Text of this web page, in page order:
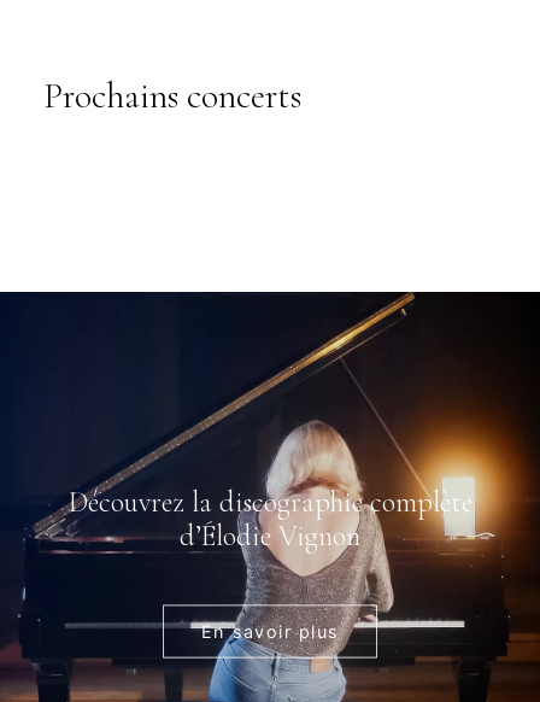
Prochains concerts
Découvrez la discographie complète
d’Élodie Vignon
En savoir plus